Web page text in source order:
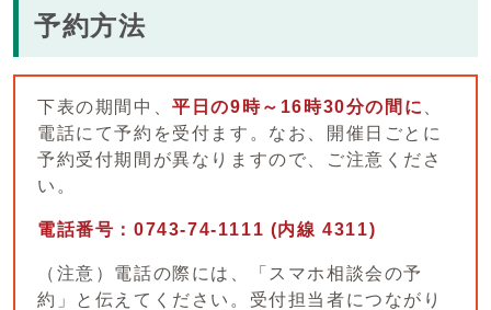
予約方法
下表の期間中、平日の9時～16時30分の間に
電話にて予約を受付ます。なお、開催日ごとに
予約受付期間が異なりますので、ご注意くださ
い。
電話番号：0743-74-1111 (内線 4311)
（注意）電話の際には、「スマホ相談会の予
約」と伝えてください。受付担当者につながり